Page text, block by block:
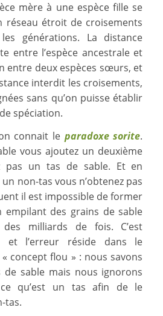
mère à une espèce fille se
réseau étroit de croisements
générations. La distance
entre l’espèce ancestrale et
entre deux espèces sœurs, et
interdit les croisements,
sans qu’on puisse établir
spéciation.
connait le paradoxe sorite.
vous ajoutez un deuxième
pas un tas de sable. Et en
non-tas vous n’obtenez pas
il est impossible de former
empilant des grains de sable
milliards de fois. C’est
et l’erreur réside dans le
concept flou » : nous savons
sable mais nous ignorons
qu’est un tas afin de le
tas.